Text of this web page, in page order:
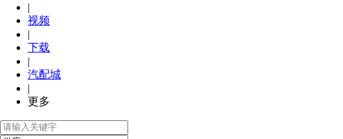
|
视频
|
下载
|
汽配城
|
更多